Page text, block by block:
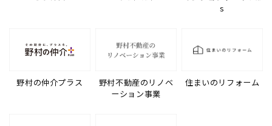
s
野村の仲介プラス
野村不動産のリノベ
ーション事業
住まいのリフォーム